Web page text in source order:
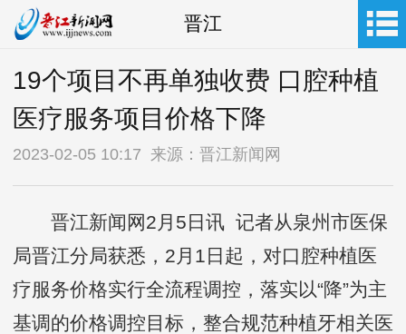
晋江
19个项目不再单独收费 口腔种植
医疗服务项目价格下降
2023-02-05 10:17 来源：晋江新闻网
晋江新闻网2月5日讯 记者从泉州市医保
局晋江分局获悉，2月1日起，对口腔种植医
疗服务价格实行全流程调控，落实以“降”为主
基调的价格调控目标，整合规范种植牙相关医